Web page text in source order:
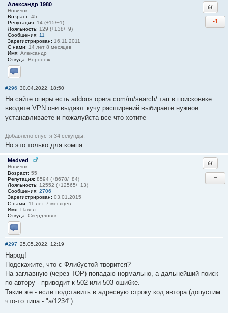
Александр 1980
Новичок
Возраст: 45
Репутация: 14 (+15/−1)
Лояльность: 129 (+138/−9)
Сообщения: 11
Зарегистрирован: 16.11.2011
С нами: 14 лет 8 месяцев
Имя: Александр
Откуда: Воронеж
Отправить личное сообщение
-1
#296 30.04.2022, 18:50
На сайте оперы есть addons.opera.com/ru/search/ тап в поисковике
вводите VPN они выдают кучу расширений выбираете нужное
устанавливаете и пожалуйста все что хотите
Добавлено спустя 34 секунды:
Но это только для компа
Medved_
Новичок
Возраст: 55
Репутация: 8594 (+8678/−84)
Лояльность: 12552 (+12565/−13)
Сообщения: 2706
Зарегистрирован: 03.01.2015
С нами: 11 лет 7 месяцев
Имя: Павел
Откуда: Свердловск
Отправить личное сообщение
−
#297 25.05.2022, 12:19
Народ!
Подскажите, что с Флибустой творится?
На заглавную (через ТОР) попадаю нормально, а дальнейший поиск
по автору - приводит к 502 или 503 ошибке.
Такие же - если подставить в адресную строку код автора (допустим
что-то типа - "a/1234").